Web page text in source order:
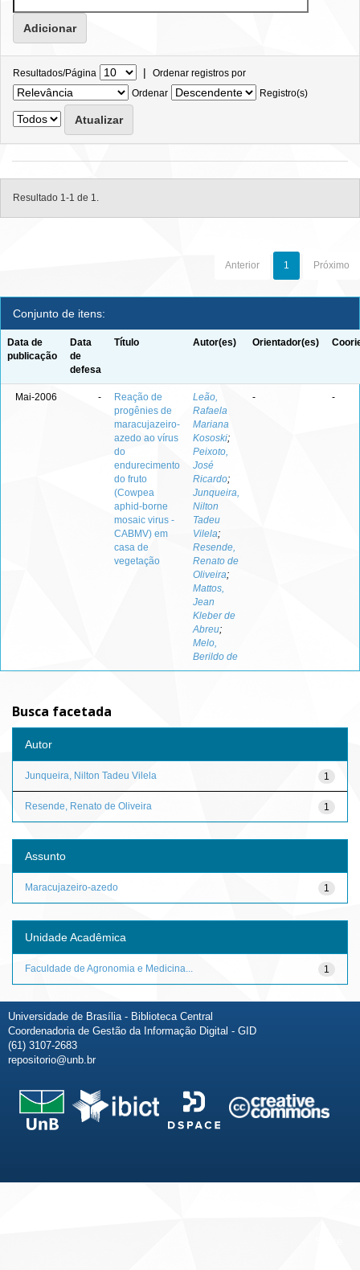
Resultados/Página | Ordenar registros por
Ordenar
Registro(s)
Resultado 1-1 de 1.
Anterior 1 Próximo
Conjunto de itens:
Data de
publicação
Data
de
defesa
Título Autor(es) Orientador(es)
Mai-2006 -
Reação de
progênies de
maracujazeiro-
azedo ao vírus
do
endurecimento
do fruto
(Cowpea
aphid-borne
mosaic virus -
CABMV) em
casa de
vegetação
Leão,
Rafaela
Mariana
Kososki;
Peixoto,
José
Ricardo;
Junqueira,
Nilton
Tadeu
Vilela;
Resende,
Renato de
Oliveira;
Mattos,
Jean
Kleber de
Abreu;
Melo,
Berildo de
- -
Busca facetada
Autor
1
Junqueira, Nilton Tadeu Vilela
1
Resende, Renato de Oliveira
Assunto
1
Maracujazeiro-azedo
Unidade Acadêmica
1
Faculdade de Agronomia e Medicina...
Universidade de Brasília - Biblioteca Central
Coordenadoria de Gestão da Informação Digital - GID
(61) 3107-2683
repositorio@unb.br